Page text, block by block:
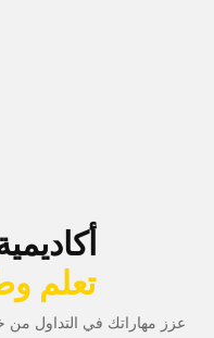
تعلم
عزز مهاراتك في التداول من